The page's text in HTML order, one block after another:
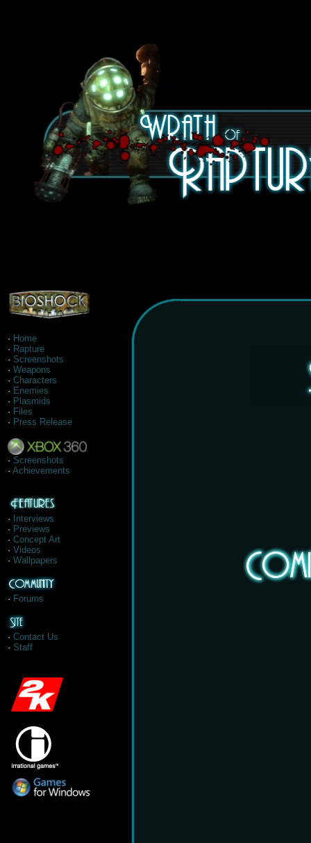
· Home
· Rapture
· Screenshots
· Weapons
· Characters
· Enemies
· Plasmids
· Files
· Press Release
· Screenshots
· Achievements
·
Interviews
· Previews
· Concept Art
· Videos
· Wallpapers
· Forums
· Contact Us
· Staff